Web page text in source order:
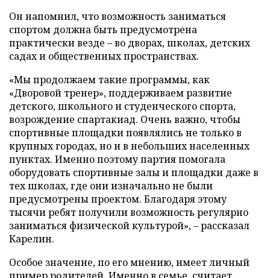
Он напомнил, что возможность заниматься
спортом должна быть предусмотрена
практически везде – во дворах, школах, детских
садах и общественных пространствах.
«Мы продолжаем такие программы, как
«Дворовой тренер», поддерживаем развитие
детского, школьного и студенческого спорта,
возрождение спартакиад. Очень важно, чтобы
спортивные площадки появлялись не только в
крупных городах, но и в небольших населенных
пунктах. Именно поэтому партия помогала
оборудовать спортивные залы и площадки даже в
тех школах, где они изначально не были
предусмотрены проектом. Благодаря этому
тысячи ребят получили возможность регулярно
заниматься физической культурой», – рассказал
Карелин.
Особое значение, по его мнению, имеет личный